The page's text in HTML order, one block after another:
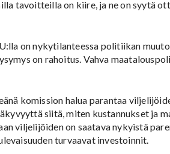
tavoitteilla on kiire, ja ne on syytä
on nykytilanteessa politiikan
on rahoitus. Vahva
komission halua parantaa
siitä, miten kustannukset ja
viljelijöiden on saatava nykyistä
turvaavat investoinnit.